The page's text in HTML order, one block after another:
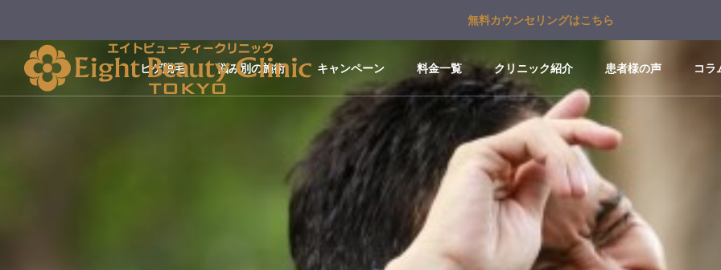
無料カウンセリングはこちら
ヒゲ脱毛 悩み別の施術 キャンペーン 料金一覧 クリニック紹介 患者様の声 コラ